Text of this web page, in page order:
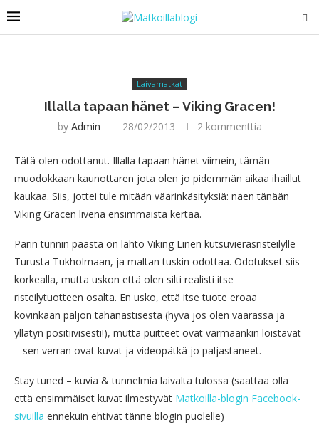
Laivamatkat
Illalla tapaan hänet – Viking Gracen!
by Admin 28/02/2013 2 kommenttia
Tätä olen odottanut. Illalla tapaan hänet viimein, tämän
muodokkaan kaunottaren jota olen jo pidemmän aikaa ihaillut
kaukaa. Siis, jottei tule mitään väärinkäsityksiä: näen tänään
Viking Gracen livenä ensimmäistä kertaa.
Parin tunnin päästä on lähtö Viking Linen kutsuvierasristeilylle
Turusta Tukholmaan, ja maltan tuskin odottaa. Odotukset siis
korkealla, mutta uskon että olen silti realisti itse
risteilytuotteen osalta. En usko, että itse tuote eroaa
kovinkaan paljon tähänastisesta (hyvä jos olen väärässä ja
yllätyn positiivisesti!), mutta puitteet ovat varmaankin loistavat
– sen verran ovat kuvat ja videopätkä jo paljastaneet.
Stay tuned – kuvia & tunnelmia laivalta tulossa (saattaa olla
että ensimmäiset kuvat ilmestyvät Matkoilla-blogin Facebook-
sivuilla ennekuin ehtivät tänne blogin puolelle)